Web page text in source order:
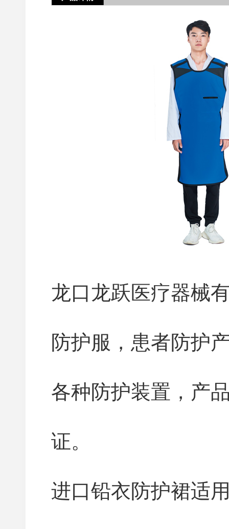
龙口龙跃医疗器械
防护服，患者防护
各种防护装置，产
证。
进口铅衣防护裙适